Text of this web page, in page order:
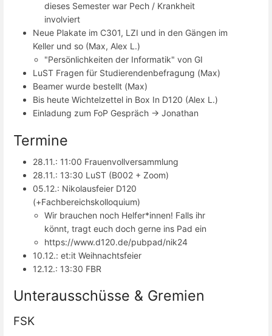
dieses Semester war Pech / Krankheit
involviert
Neue Plakate im C301, LZI und in den Gängen im
Keller und so (Max, Alex L.)
"Persönlichkeiten der Informatik" von GI
LuST Fragen für Studierendenbefragung (Max)
Beamer wurde bestellt (Max)
Bis heute Wichtelzettel in Box In D120 (Alex L.)
Einladung zum FoP Gespräch -> Jonathan
Termine
28.11.: 11:00 Frauenvollversammlung
28.11.: 13:30 LuST (B002 + Zoom)
05.12.: Nikolausfeier D120
(+Fachbereichskolloquium)
Wir brauchen noch Helfer*innen! Falls ihr
könnt, tragt euch doch gerne ins Pad ein
https://www.d120.de/pubpad/nik24
10.12.: et:it Weihnachtsfeier
12.12.: 13:30 FBR
Unterausschüsse & Gremien
FSK